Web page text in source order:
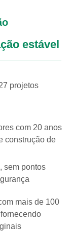
estável
projetos
com 20 anos
construção de
sem pontos
mais de 100